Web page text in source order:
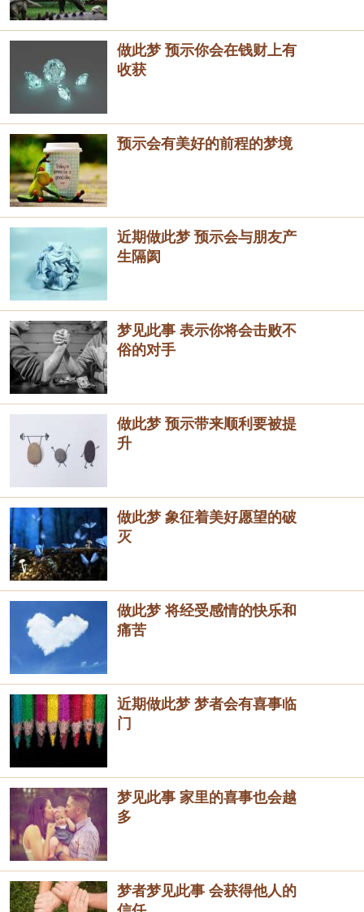
做此梦 预示你会在钱财上有
收获
预示会有美好的前程的梦境
近期做此梦 预示会与朋友产
生隔阂
梦见此事 表示你将会击败不
俗的对手
做此梦 预示带来顺利要被提
升
做此梦 象征着美好愿望的破
灭
做此梦 将经受感情的快乐和
痛苦
近期做此梦 梦者会有喜事临
门
梦见此事 家里的喜事也会越
多
梦者梦见此事 会获得他人的